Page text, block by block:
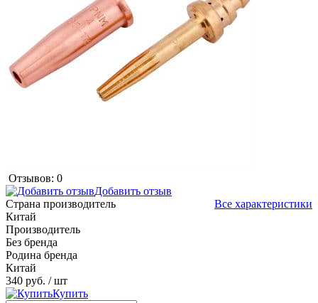
Отзывов: 0
Добавить отзыв
Все характеристики
Страна производитель
Китай
Производитель
Без бренда
Родина бренда
Китай
340 руб. / шт
Купить